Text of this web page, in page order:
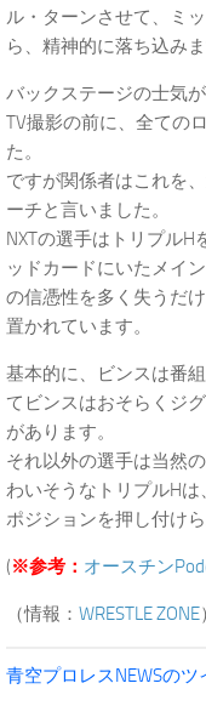
ル・ターンさせて、ミ
ら、精神的に落ち込みま
バックステージの士気
TV撮影の前に、全ての
た。
ですが関係者はこれを
ーチと言いました。
NXTの選手はトリプルH
ッドカードにいたメイ
の信憑性を多く失うだ
置かれています。
基本的に、ビンスは番
てビンスはおそらくジ
があります。
それ以外の選手は当然
わいそうなトリプルH
ポジションを押し付けら
(※参考： オースチン
（情報： WRESTLE ZONE）
青空プロレスNEWSの